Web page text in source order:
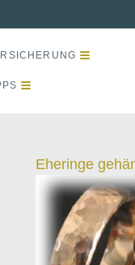
Eheringe